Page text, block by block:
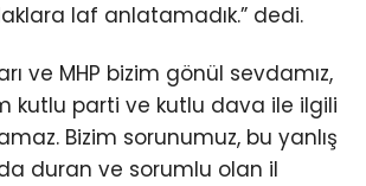
laf anlatamadık.” dedi.
ve MHP bizim gönül sevdamız,
kutlu parti ve kutlu dava ile ilgili
Bizim sorunumuz, bu yanlış
duran ve sorumlu olan il